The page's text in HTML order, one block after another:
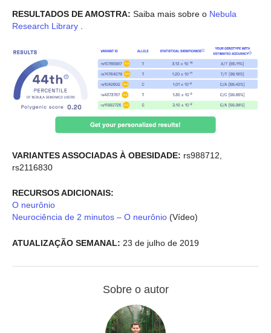
RESULTADOS DE AMOSTRA: Saiba mais sobre o Nebula
Research Library
VARIANTES ASSOCIADAS À OBESIDADE: rs988712,
rs2116830
RECURSOS ADICIONAIS:
O neurônio
Neurociência de 2 minutos – O neurônio (Vídeo)
ATUALIZAÇÃO SEMANAL: 23 de julho de 2019
Sobre o autor